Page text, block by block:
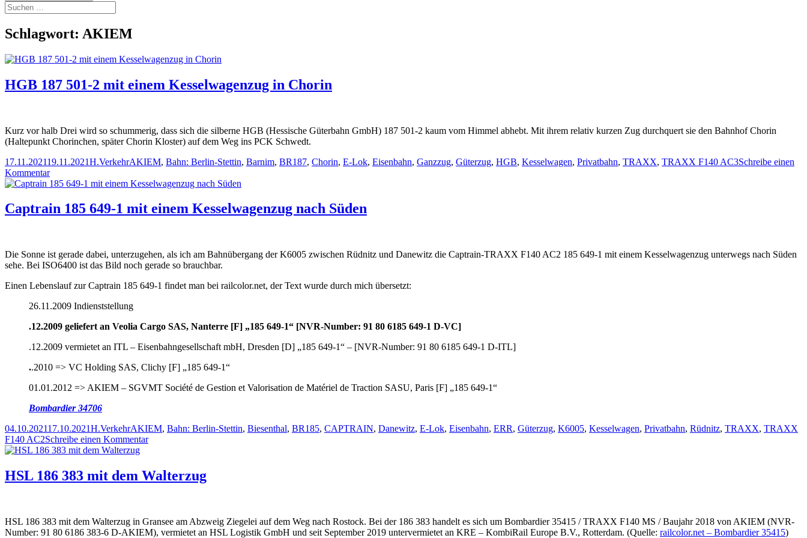
Suchen
nach:
Schlagwort: AKIEM
HGB 187 501-2 mit einem Kesselwagenzug in Chorin
Kurz vor halb Drei wird so schummerig, dass sich die silberne HGB (Hessische Güterbahn GmbH) 187 501-2 kaum vom Himmel abhebt. Mit ihrem relativ kurzen Zug durchquert sie den Bahnhof Chorin
(Haltepunkt Chorinchen, später Chorin Kloster) auf dem Weg ins PCK Schwedt.
Veröffentlicht
am
17.11.202119.11.2021Autor
H.Kategorien
VerkehrSchlagwörter
AKIEM, Bahn: Berlin-Stettin, Barnim, BR187, Chorin, E-Lok, Eisenbahn, Ganzzug, Güterzug, HGB, Kesselwagen, Privatbahn, TRAXX, TRAXX F140 AC3Schreibe einen
Kommentarzu
HGB
501-
2
in
Chorin
Captrain 185 649-1 mit einem Kesselwagenzug nach Süden
Die Sonne ist gerade dabei, unterzugehen, als ich am Bahnübergang der K6005 zwischen Rüdnitz und Danewitz die Captrain-TRAXX F140 AC2 185 649-1 mit einem Kesselwagenzug unterwegs nach Süden
sehe. Bei ISO6400 ist das Bild noch gerade so brauchbar.
Einen Lebenslauf zur Captrain 185 649-1 findet man bei railcolor.net, der Text wurde durch mich übersetzt:
26.11.2009 Indienststellung
.12.2009 geliefert an Veolia Cargo SAS, Nanterre [F] „185 649-1“ [NVR-Number: 91 80 6185 649-1 D-VC]
.12.2009 vermietet an ITL – Eisenbahngesellschaft mbH, Dresden [D] „185 649-1“ – [NVR-Number: 91 80 6185 649-1 D-ITL]
..2010 => VC Holding SAS, Clichy [F] „185 649-1“
01.01.2012 => AKIEM – SGVMT Société de Gestion et Valorisation de Matériel de Traction SASU, Paris [F] „185 649-1“
Bombardier 34706
Veröffentlicht
am
04.10.202117.10.2021Autor
H.Kategorien
VerkehrSchlagwörter
AKIEM, Bahn: Berlin-Stettin, Biesenthal, BR185, CAPTRAIN, Danewitz, E-Lok, Eisenbahn, ERR, Güterzug, K6005, Kesselwagen, Privatbahn, Rüdnitz, TRAXX, TRAXX
F140 AC2Schreibe einen Kommentarzu
649-
1
nach
HSL 186 383 mit dem Walterzug
HSL 186 383 mit dem Walterzug in Gransee am Abzweig Ziegelei auf dem Weg nach Rostock. Bei der 186 383 handelt es sich um Bombardier 35415 / TRAXX F140 MS / Baujahr 2018 von AKIEM (NVR-
Number: 91 80 6186 383-6 D-AKIEM), vermietet an HSL Logistik GmbH und seit September 2019 untervermietet an KRE – KombiRail Europe B.V., Rotterdam. (Quelle: railcolor.net – Bombardier 35415)